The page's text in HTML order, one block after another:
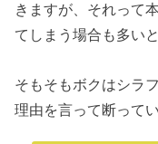
きますが、それって
てしまう場合も多い
そもそもボクはシラ
理由を言って断って